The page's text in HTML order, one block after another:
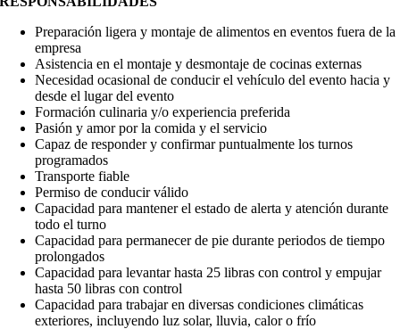
Preparación ligera y montaje de alimentos en eventos fuera de la
empresa
Asistencia en el montaje y desmontaje de cocinas externas
Necesidad ocasional de conducir el vehículo del evento hacia y
desde el lugar del evento
Formación culinaria y/o experiencia preferida
Pasión y amor por la comida y el servicio
Capaz de responder y confirmar puntualmente los turnos
programados
Transporte fiable
Permiso de conducir válido
Capacidad para mantener el estado de alerta y atención durante
todo el turno
Capacidad para permanecer de pie durante periodos de tiempo
prolongados
Capacidad para levantar hasta 25 libras con control y empujar
hasta 50 libras con control
Capacidad para trabajar en diversas condiciones climáticas
exteriores, incluyendo luz solar, lluvia, calor o frío